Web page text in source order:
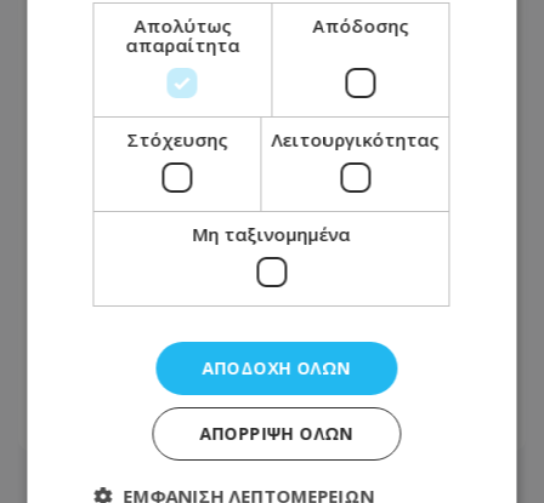
Πρωτοβουλία Μνήμης Ισαάκ-
Σολωμού: Συμβολικό κλείσιμο
οδοφραγμάτων
07.08.2026 - 08:53
Απολύτως
απαραίτητα
Απόδοσης
Στόχευσης Λειτουργικότητας
Μη ταξινομημένα
ΑΠΟΔΟΧΉ ΌΛΩΝ
ΑΠΌΡΡΙΨΗ ΌΛΩΝ
ΕΜΦΆΝΙΣΗ ΛΕΠΤΟΜΕΡΕΙΏΝ